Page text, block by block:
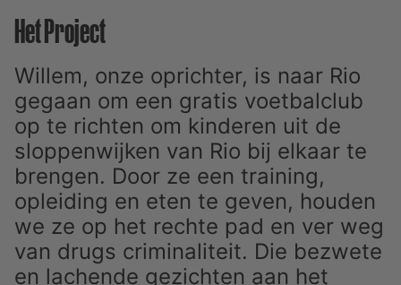
Het Project
Willem, onze oprichter, is naar Rio
gegaan om een gratis voetbalclub
op te richten om kinderen uit de
sloppenwijken van Rio bij elkaar te
brengen. Door ze een training,
opleiding en eten te geven, houden
we ze op het rechte pad en ver weg
van drugs criminaliteit. Die bezwete
en lachende gezichten aan het